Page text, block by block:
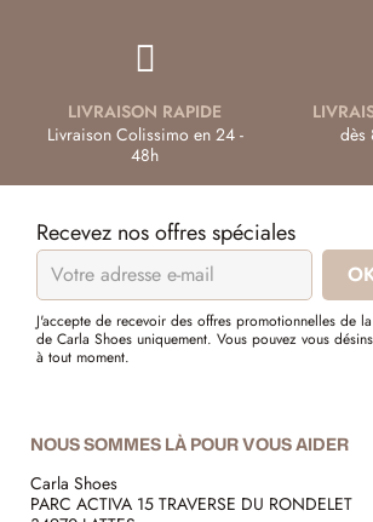
LIVRAISON RAPIDE
Livraison Colissimo en 24 -
48h
dès
Recevez nos offres spéciales
J'accepte de recevoir des offres promotionnelles de
de Carla Shoes uniquement. Vous pouvez vous
à tout moment.
NOUS SOMMES LÀ POUR VOUS AIDER
Carla Shoes
PARC ACTIVA 15 TRAVERSE DU RONDELET